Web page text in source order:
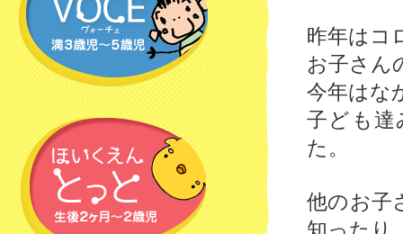
昨年はコ
お子さん
今年はな
子ども達
た。
他のお子